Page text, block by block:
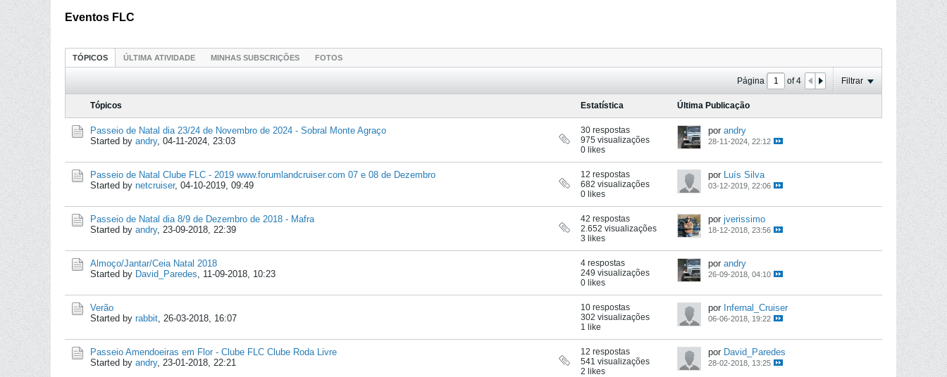
Eventos FLC
TÓPICOS ÚLTIMA ATIVIDADE MINHAS SUBSCRIÇÕES FOTOS
Página of4 Filtrar
Tópicos Estatística Última Publicação
Passeio de Natal dia 23/24 de Novembro de 2024 - Sobral Monte Agraço
Started by andry, 04-11-2024, 23:03
30 respostas
975 visualizações
0 likes
por andry
28-11-2024, 22:12
Passeio de Natal Clube FLC - 2019 www.forumlandcruiser.com 07 e 08 de Dezembro
Started by netcruiser, 04-10-2019, 09:49
12 respostas
682 visualizações
0 likes
por Luís Silva
03-12-2019, 22:06
Passeio de Natal dia 8/9 de Dezembro de 2018 - Mafra
Started by andry, 23-09-2018, 22:39
42 respostas
2.652 visualizações
3 likes
por jverissimo
18-12-2018, 23:56
Almoço/Jantar/Ceia Natal 2018
Started by David_Paredes, 11-09-2018, 10:23
4 respostas
249 visualizações
0 likes
por andry
26-09-2018, 04:10
Verão
Started by rabbit, 26-03-2018, 16:07
10 respostas
302 visualizações
1 like
por Infernal_Cruiser
06-06-2018, 19:22
Passeio Amendoeiras em Flor - Clube FLC Clube Roda Livre
Started by andry, 23-01-2018, 22:21
12 respostas
541 visualizações
2 likes
por David_Paredes
28-02-2018, 13:25